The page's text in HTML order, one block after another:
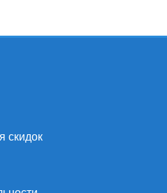
скидок